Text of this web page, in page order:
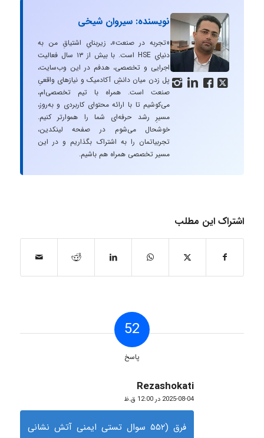
   
نویسنده: سیروان شیخی
«تجربه در صنعت»، زیربنایِ اشتیاقِ من به
دنیایِ HSE است. با بیش از ۱۳ سال فعالیت
اجرایی و تخصصی، هدفم در این وب‌سایت،
پل زدن میان دانشِ آکادمیک و نیازهای واقعیِ
صنعت است. همراه با تیم تخصصی‌ام،
می‌کوشیم تا با ارائه محتوای کاربردی و به‌روز،
مسیرِ رشد حرفه‌ای شما را هموارتر کنیم.
خوشحال می‌شوم در صفحه لینکدین،
تجربیاتمان را به اشتراک بگذاریم و در این
مسیر تخصصی همراه هم باشیم.
اشتراک این مطلب
52
پاسخ
Rezashokati
گفته:
2025-08-04 در 12:00 ق.ظ
فرق (۵۵۲ سوال تستی ایمنی آتش نشانی